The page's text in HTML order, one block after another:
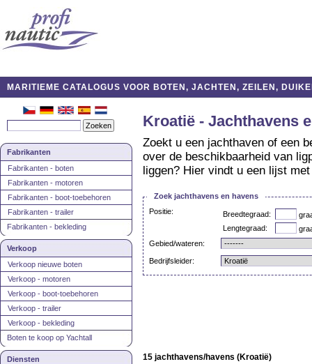
MARITIEME CATALOGUS VOOR BOTEN, JACHTEN, ZEILEN,
Fabrikanten
Fabrikanten - boten
Fabrikanten - motoren
Fabrikanten - boot-toebehoren
Fabrikanten - trailer
Fabrikanten - bekleding
Verkoop
Verkoop nieuwe boten
Verkoop - motoren
Verkoop - boot-toebehoren
Verkoop - trailer
Verkoop - bekleding
Boten te koop op Yachtall
Diensten
Kroatië - Jachthavens
Zoekt u een jachthaven of een
over de beschikbaarheid van
liggen? Hier vindt u een lijst
Zoek jachthavens en havens
Positie:
Breedtegraad:
Lengtegraad:
Gebied/wateren:
Bedrijfsleider:
15 jachthavens/havens (Kroatië)